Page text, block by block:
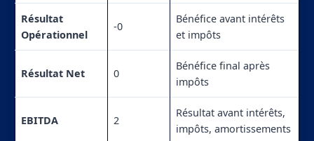
Résultat
Opérationnel
-0
Bénéfice avant intérêts
et impôts
Résultat Net 0
Bénéfice final après
impôts
EBITDA 2
Résultat avant intérêts,
impôts, amortissements